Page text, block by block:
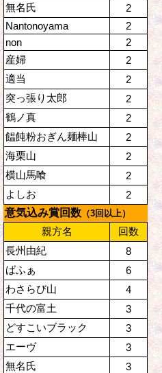
無名氏
2
Nantonoyama
2
non
2
産婦
2
適当
2
突っ張り太郎
2
鶴ノ真
2
饂飩粉おぎん麺棒山
2
海栗山
2
横山馬喰
2
よしお
2
意気込み賞回数 （3回以上）
親方名
回数
長州由紀
8
ばふぁ
6
わさらび山
4
千代の富土
3
どすこいブラック
3
エーヴ
3
無名氏
3